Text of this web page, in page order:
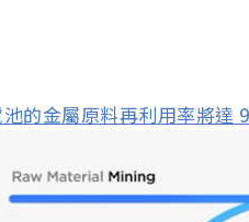
的金屬原料再利用率將達